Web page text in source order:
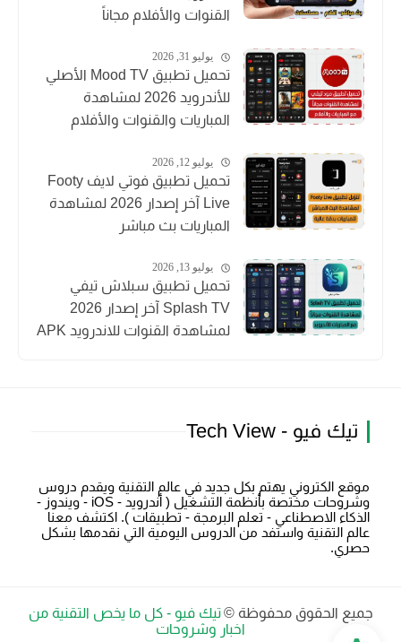
القنوات والأفلام مجاناً
يوليو 31, 2026
تحميل تطبيق Mood TV الأصلي
للأندرويد 2026 لمشاهدة
المباريات والقنوات والأفلام
يوليو 12, 2026
تحميل تطبيق فوتي لايف Footy
Live آخر إصدار 2026 لمشاهدة
المباريات بث مباشر
يوليو 13, 2026
تحميل تطبيق سبلاش تيفي
Splash TV آخر إصدار 2026
لمشاهدة القنوات للاندرويد APK
تيك فيو - Tech View
موقع الكتروني يهتم بكل جديد في عالم التقنية ويقدم دروس
وشروحات مختصة بأنظمة التشغيل ( أندرويد - iOS - ويندوز -
الذكاء الاصطناعي - تعلم البرمجة - تطبيقات ). اكتشف معنا
عالم التقنية واستفد من الدروس اليومية التي نقدمها بشكل
حصري.
جميع الحقوق محفوظة © تيك فيو - كل ما يخص التقنية من
اخبار وشروحات